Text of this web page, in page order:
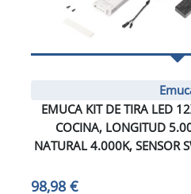
EMUCA KIT DE TIRA LED
COCINA, LONGITUD
NATURAL 4.000K, SENSOR
98,98 €